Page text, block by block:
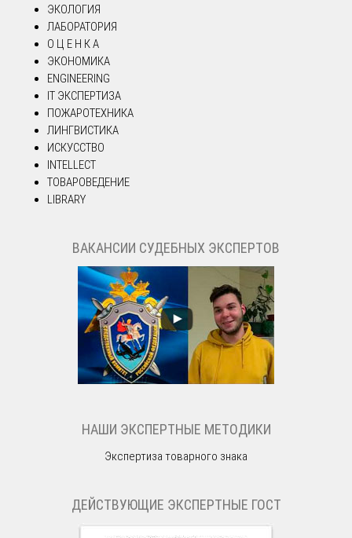
ЭКОЛОГИЯ
ЛАБОРАТОРИЯ
О Ц Е Н К А
ЭКОНОМИКА
ENGINEERING
IT ЭКСПЕРТИЗА
ПОЖАРОТЕХНИКА
ЛИНГВИСТИКА
ИСКУССТВО
INTELLECT
ТОВАРОВЕДЕНИЕ
LIBRARY
ВАКАНСИИ СУДЕБНЫХ ЭКСПЕРТОВ
НАШИ ЭКСПЕРТНЫЕ МЕТОДИКИ
Экспертиза товарного знака
ДЕЙСТВУЮЩИЕ ЭКСПЕРТНЫЕ ГОСТ